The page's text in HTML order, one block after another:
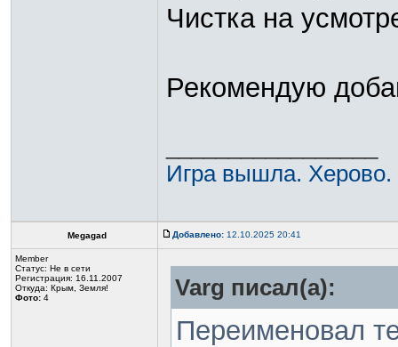
Чистка на
Рекомендую
Игра вышла. Херово.
Megagad Добавлено: 12.10.2025 20:41
Member
Статус: Не в сети
Регистрация: 16.11.2007
Откуда: Крым, Земля!
Фото: 4 Varg писал(а):
Переименовал